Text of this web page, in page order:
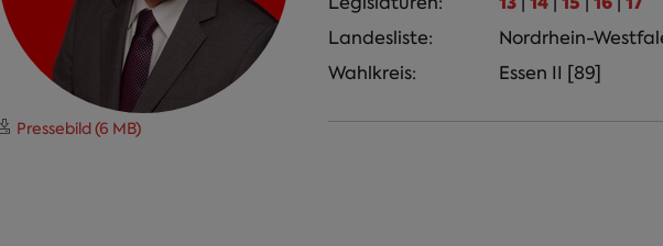
Pressebild (6 MB)
Landesliste:
Nordrhein-
Wahlkreis:
Essen II [89]